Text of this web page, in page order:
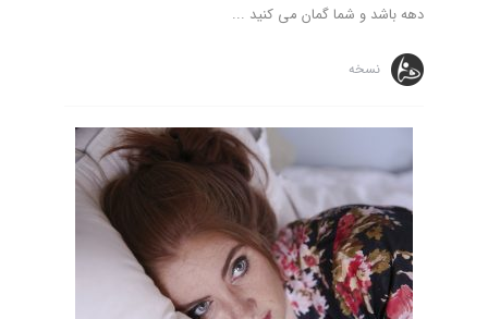
دهه باشد و شما گمان می کنید ...
نسخه